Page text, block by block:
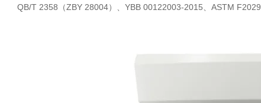
QB/T 2358（ZBY 28004）、YBB 00122003-2015、ASTM F2029